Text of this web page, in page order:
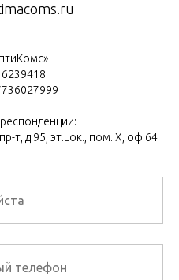
т, д.95, эт.цок., пом. Х, оф.64